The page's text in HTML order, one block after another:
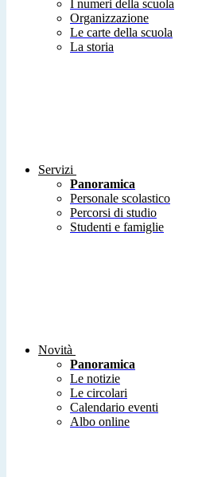
I numeri della scuola
Organizzazione
Le carte della scuola
La storia
Servizi
Panoramica
Personale scolastico
Percorsi di studio
Studenti e famiglie
Novità
Panoramica
Le notizie
Le circolari
Calendario eventi
Albo online